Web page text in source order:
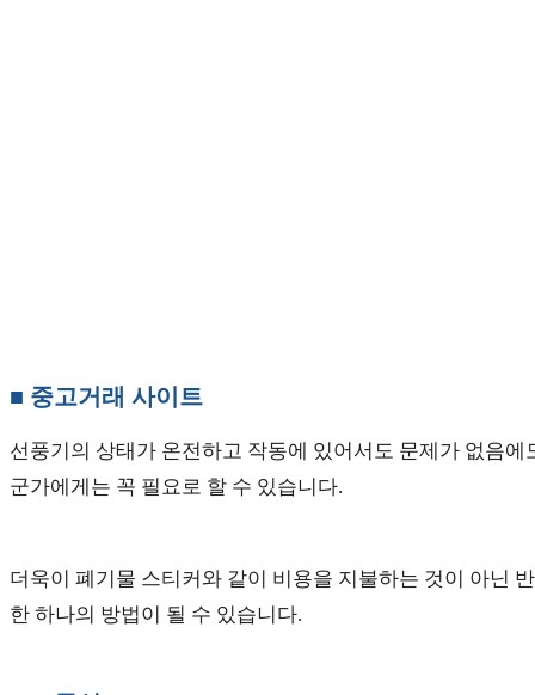
■ 중고거래 사이트
선풍기의 상태가 온전하고 작동에 있어서도 문제가 없음
군가에게는 꼭 필요로 할 수 있습니다.
더욱이 폐기물 스티커와 같이 비용을 지불하는 것이 아닌
한 하나의 방법이 될 수 있습니다.